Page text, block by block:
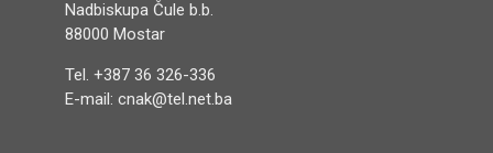
Nadbiskupa Čule b.b.
88000 Mostar
Tel. +387 36 326-336
E-mail: cnak@tel.net.ba